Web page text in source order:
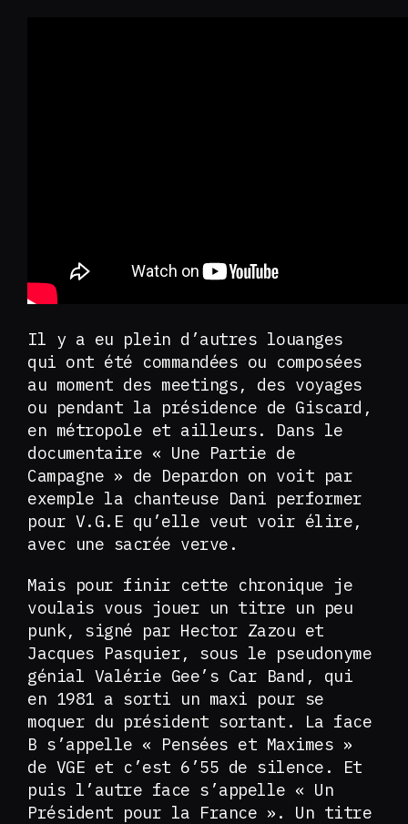
Il y a eu plein d’autres louanges
qui ont été commandées ou composées
au moment des meetings, des voyages
ou pendant la présidence de Giscard,
en métropole et ailleurs. Dans le
documentaire « Une Partie de
Campagne » de Depardon on voit par
exemple la chanteuse Dani performer
pour V.G.E qu’elle veut voir élire,
avec une sacrée verve.
Mais pour finir cette chronique je
voulais vous jouer un titre un peu
punk, signé par Hector Zazou et
Jacques Pasquier, sous le pseudonyme
génial Valérie Gee’s Car Band, qui
en 1981 a sorti un maxi pour se
moquer du président sortant. La face
B s’appelle « Pensées et Maximes »
de VGE et c’est 6’55 de silence. Et
puis l’autre face s’appelle « Un
Président pour la France ». Un titre